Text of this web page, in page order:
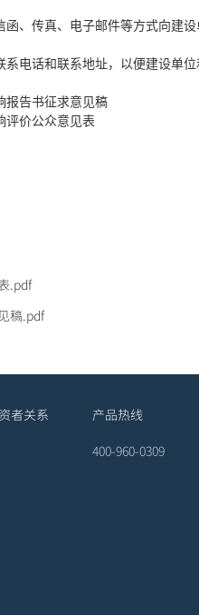
函、传真、电子邮件等方式向建
电话和联系地址，以便建设单
报告书征求意见稿
评价公众意见表
.pdf
稿.pdf
者关系 产品热线
400-960-0309